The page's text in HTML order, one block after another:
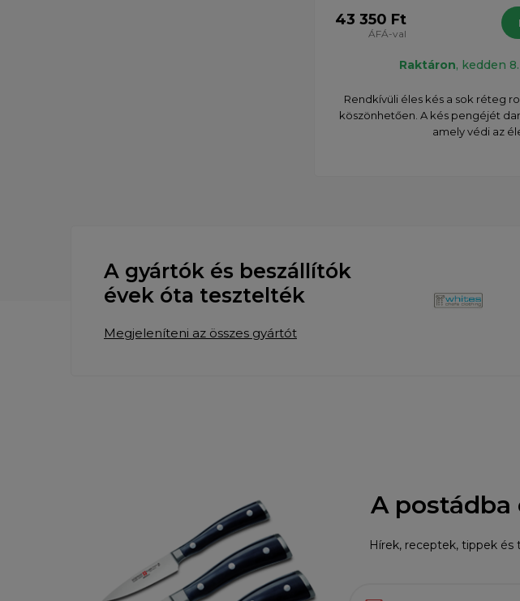
43 350 Ft
ÁFÁ-val
Raktáron, kedden
Rendkívüli éles kés a sok réteg
köszönhetően. A kés pengéjét
amely védi az
A gyártók és beszállítók
évek óta tesztelték
Megjeleníteni az összes gyártót
A postádba
Hírek, receptek, tippek és